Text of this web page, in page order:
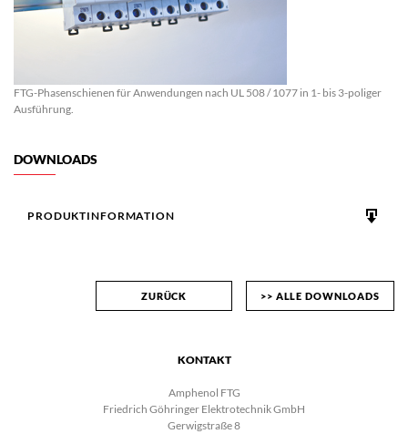
FTG-Phasenschienen für Anwendungen nach UL 508 / 1077 in 1- bis 3-poliger
Ausführung.
DOWNLOADS
PRODUKTINFORMATION
ZURÜCK >> ALLE DOWNLOADS
KONTAKT
Amphenol FTG
Friedrich Göhringer Elektrotechnik GmbH
Gerwigstraße 8